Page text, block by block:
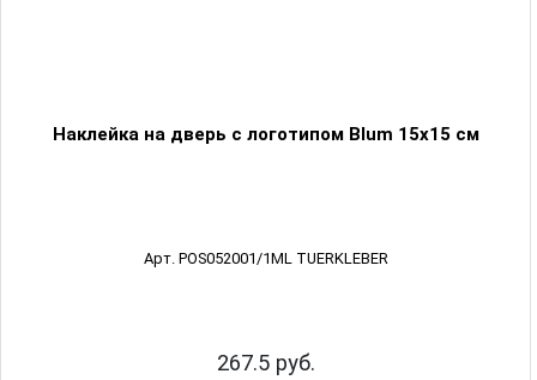
Наклейка на дверь с логотипом Blum 15х15 см
Арт. POS052001/1ML TUERKLEBER
267.5 руб.